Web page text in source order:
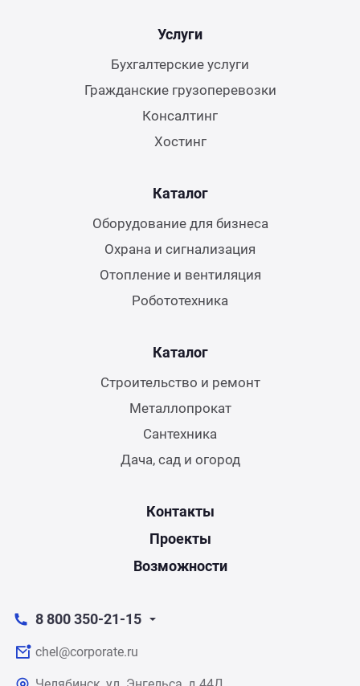
Услуги
Бухгалтерские услуги
Гражданские грузоперевозки
Консалтинг
Хостинг
Каталог
Оборудование для бизнеса
Охрана и сигнализация
Отопление и вентиляция
Робототехника
Каталог
Строительство и ремонт
Металлопрокат
Сантехника
Дача, сад и огород
Контакты
Проекты
Возможности
8 800 350-21-15
chel@corporate.ru